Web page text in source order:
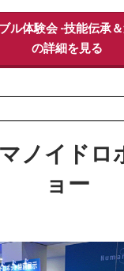
ル体験会 -技能伝承
の詳細を見る
ノイドロ
ョー